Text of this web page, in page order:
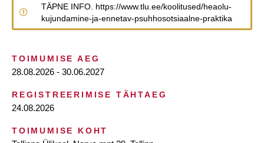
TÄPNE INFO. https://www.tlu.ee/koolitused/heaolu-
kujundamine-ja-ennetav-psuhhosotsiaalne-praktika
TOIMUMISE AEG
28.08.2026 - 30.06.2027
REGISTREERIMISE TÄHTAEG
24.08.2026
TOIMUMISE KOHT